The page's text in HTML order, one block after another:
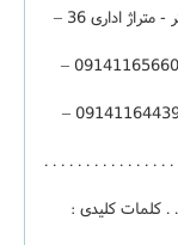
200 متر مربع - ارتفاع 6 تا 7 متر - متراژ اداری 36 –
زون نیمه بهداشتی – کد 21166 - مشاور مهرآیین 09141165660 –
مشاور پور محمد 09141167662 - مشاور غفاری 09141164439 –
. . . . . . . . . . . . . . . . . . . . . . . . .
کلمات کلیدی :